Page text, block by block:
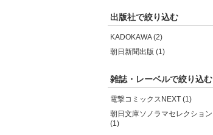
出版社で絞り込む
KADOKAWA (2)
朝日新聞出版 (1)
雑誌・レーベルで絞り込む
電撃コミックスNEXT (1)
朝日文庫ソノラマセレクション
(1)